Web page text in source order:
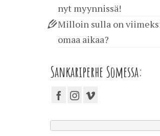
nyt myynnissä!
Milloin sulla on
omaa aikaa?
Sankariperhe Somessa: